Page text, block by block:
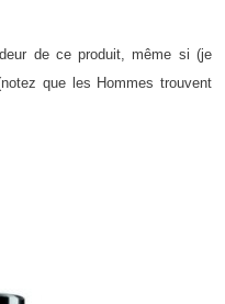
de ce produit, même si (je
que les Hommes trouvent